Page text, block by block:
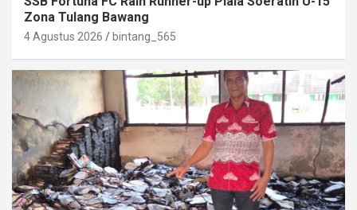
Zona Tulang Bawang
4 Agustus 2026 bintang_565